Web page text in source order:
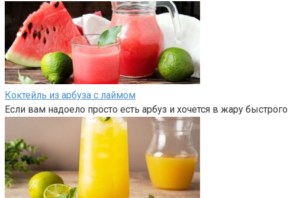
Коктейль из арбуза с лаймом
Если вам надоело просто есть арбуз и хочется в жару быстрого